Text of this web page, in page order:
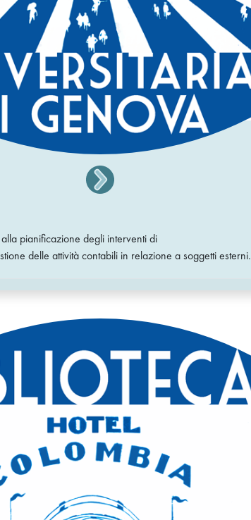
pianificazione degli interventi di
delle attività contabili in relazione a soggetti esterni.